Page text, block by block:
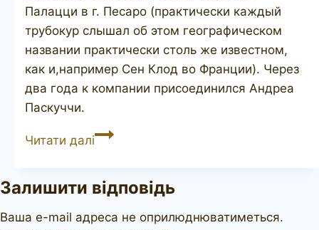
Палацци в г. Песаро (практически каждый
трубокур слышал об этом географическом
названии практически столь же известном,
как и,например Сен Клод во Франции). Через
два года к компании присоединился Андреа
Паскуччи.
Читати даліL’ANATRA
Залишити відповідь
Ваша e-mail адреса не оприлюднюватиметься.